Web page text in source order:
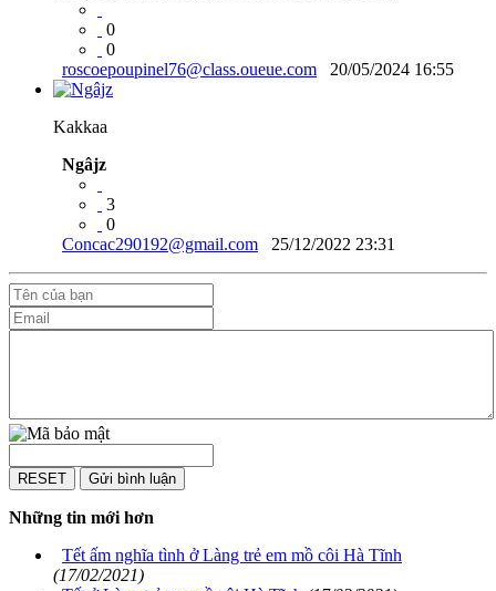
0
0
roscoepoupinel76@class.oueue.com
20/05/2024 16:55
Kakkaa
Ngâjz
3
0
Concac290192@gmail.com
25/12/2022 23:31
Những tin mới hơn
Tết ấm nghĩa tình ở Làng trẻ em mồ côi Hà Tĩnh
(17/02/2021)